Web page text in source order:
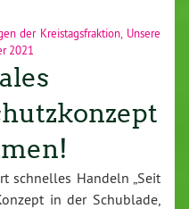
der Kreistagsfraktion Unsere
2021
schnelles Handeln „Seit
in der Schublade,